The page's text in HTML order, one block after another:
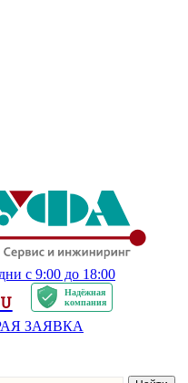
с 9:00 до 18:00
Надёжная
компания
ЗАЯВКА